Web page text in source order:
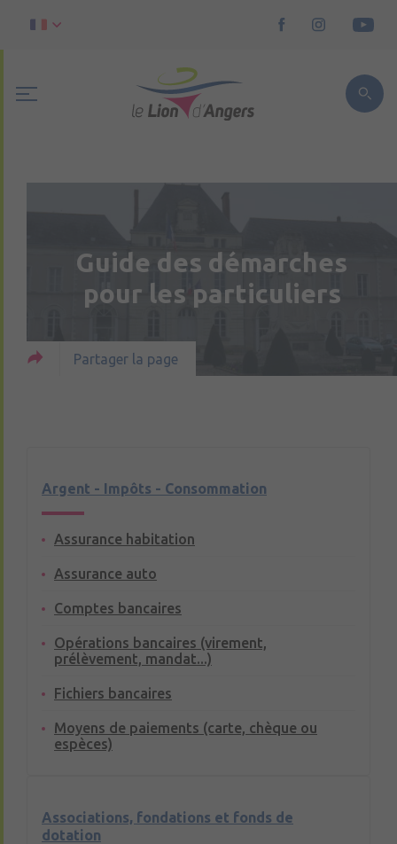
Guide des démarches
pour les particuliers
Partager la page
Argent - Impôts - Consommation
Assurance habitation
Assurance auto
Comptes bancaires
Opérations bancaires (virement,
prélèvement, mandat...)
Fichiers bancaires
Moyens de paiements (carte, chèque ou
espèces)
Associations, fondations et fonds de
dotation